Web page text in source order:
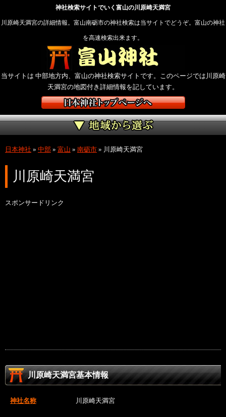
神社検索サイトでいく富山の川原崎天満宮
川原崎天満宮の詳細情報。富山南砺市の神社検索は当サイトでどうぞ。富山の神社
を高速検索出来ます。
当サイトは 中部地方内、富山の神社検索サイトです。このページでは川原崎
天満宮の地図付き詳細情報を記しています。
日本神社 » 中部 » 富山 » 南砺市 » 川原崎天満宮
川原崎天満宮
スポンサードリンク
川原崎天満宮基本情報
神社名称 川原崎天満宮